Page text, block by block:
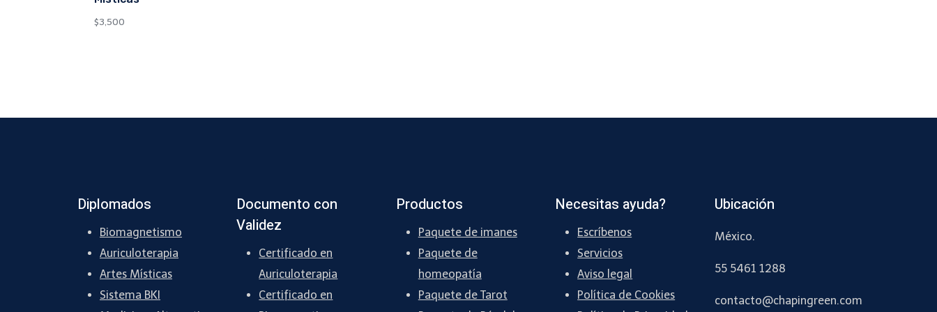
$3,500
Diplomados
Biomagnetismo
Auriculoterapia
Artes Místicas
Sistema BKI
Documento con
Validez
Certificado en
Auriculoterapia
Certificado en
Productos
Paquete de imanes
Paquete de
homeopatía
Paquete de Tarot
Necesitas ayuda?
Escríbenos
Servicios
Aviso legal
Política de Cookies
Ubicación
México.
55 5461 1288
contacto@chapingreen.com